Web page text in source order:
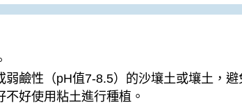
鹼性（pH值7-8.5）的沙壤土或壤土，
好使用粘土進行種植。